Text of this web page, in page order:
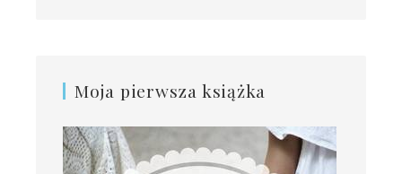
Moja pierwsza książka